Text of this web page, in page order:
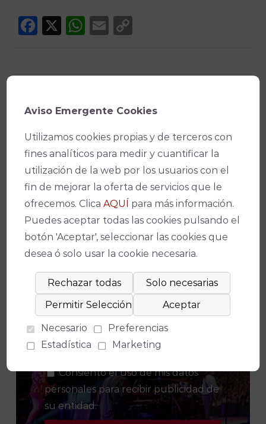
Facebook
X WhatsApp
Email
¡No te pierdas nada!
Suscríbete a nuestro boletín para
estar al día de la actualidad y de los
últimos espectáculos.
Consiento el uso de mis datos
para los fines indicados en la política
de privacidad POLÍTICA DE
PRIVACIDAD
Consiento el uso de mis datos
personales para recibir publicidad de
su entidad.
Aviso Emergente Cookies
Utilizamos cookies propias y de terceros con
fines analíticos para medir y cuantificar la
utilización de la web por los usuarios con el
fin de mejorar la oferta de servicios que le
ofrecemos. ClicaAQUÍ
para más información.
Puedes aceptar todas las cookies pulsando el
botón 'Aceptar', seleccionar las cookies que
desea ó solo usar la cookie necesaria.
Necesario
Preferencias
Estadística
Marketing